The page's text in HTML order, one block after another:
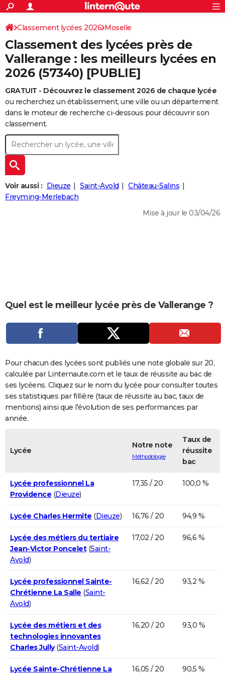
ACTUALITÉS
Politique
Société
Faits Divers
Education
Monde
Villes
+
SPORT
Coupe du monde 2026
Football
Tennis
Cyclisme
Rugby
Forum
CULTURE
Programme TV
TNT
Streaming
Cinéma
Sorties cinéma
Musique
+
FINANCE
Retraite
Impôts
Epargne
Immobilier
Risques naturels par ville
Banque
Assurance
Crédit
AUTO
Essais
Réserver un essai
Citadines
Berlines
SUV
Forum auto
+
HIGH-TECH
BRICOLAGE
Forum
Aménagement intérieur
Extérieur
Cuisine
Salle de bains
Jardinage
Rangement
+WEEK-END
Guides de France
Escapades
Patrimoine
Expositions
Musées
Week-end nature
+
LIFESTYLE
Art de vivre
Bien-être
Loisirs
Mode
Modes de vie
+SANTE
Dictionnaire
Biographies
Expressions
Proverbes
PROGRAMME TV
COPAINS D'AVANT
S'inscrire
Se connecter
Lycées
Collèges
Primaires
Universités
Entreprises
Service militaire
Avis de recherche
AVIS DE DÉCÈS
FORUM
Bricolage
Lifestyle
Culture
Sport
Auto
Television
Voyage
Cinema
S'inscrire
Connexion
Classement lycées 2026 Moselle
Classement des lycées près de
Vallerange : les meilleurs lycées en
2026 (57340) [PUBLIE]
GRATUIT - Découvrez le classement 2026 de chaque lycée
ou recherchez un établissement, une ville ou un département
dans le moteur de recherche ci-dessous pour découvrir son
classement.
Voir aussi : Dieuze Saint-Avold
Château-Salins
Freyming-Merlebach
Mise à jour le 03/04/26
Quel est le meilleur lycée près de Vallerange ?
Pour chacun des lycées sont publiés une note globale sur 20,
calculée par Linternaute.com et le taux de réussite au bac de
ses lycéens. Cliquez sur le nom du lycée pour consulter toutes
ses statistiques par fillière (taux de réussite au bac, taux de
mentions) ainsi que l'évolution de ses performances par
année.
Lycée
Notre note
Méthodologie
Taux de
réussite
bac
Lycée professionnel La
Providence (Dieuze)
17,35 / 20 100,0 %
Lycée Charles Hermite (Dieuze) 16,76 / 20 94,9 %
Lycée des métiers du tertiaire
Jean-Victor Poncelet(Saint-
Avold)
17,02 / 20 96,6 %
Lycée professionnel Sainte-
Chrétienne La Salle (Saint-
Avold)
16,62 / 20 93,2 %
Lycée des métiers et des
technologies innovantes
Charles Jully(Saint-Avold)
16,20 / 20 93,0 %
Lycée Sainte-Chrétienne La
16,05 / 20 90,5 %